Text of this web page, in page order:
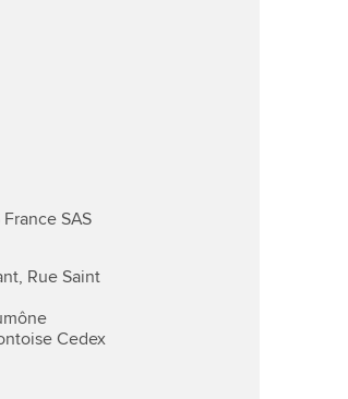
SAS
Rue Saint
Cedex